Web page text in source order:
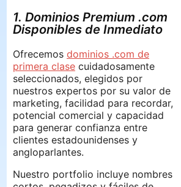
1. Dominios Premium .com
Disponibles de Inmediato
Ofrecemos dominios .com de
primera clase cuidadosamente
seleccionados, elegidos por
nuestros expertos por su valor de
marketing, facilidad para recordar,
potencial comercial y capacidad
para generar confianza entre
clientes estadounidenses y
angloparlantes.
Nuestro portfolio incluye nombres